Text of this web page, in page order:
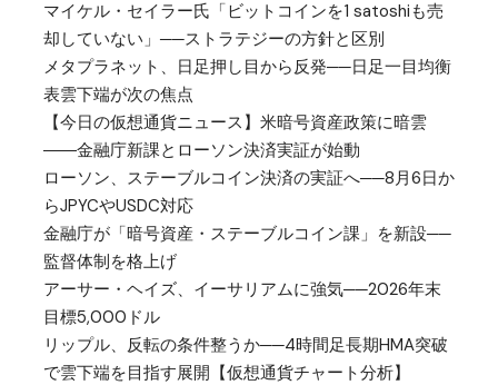
マイケル・セイラー氏「ビットコインを1 satoshiも売
却していない」──ストラテジーの方針と区別
メタプラネット、日足押し目から反発──日足一目均衡
表雲下端が次の焦点
【今日の仮想通貨ニュース】米暗号資産政策に暗雲
――金融庁新課とローソン決済実証が始動
ローソン、ステーブルコイン決済の実証へ──8月6日か
らJPYCやUSDC対応
金融庁が「暗号資産・ステーブルコイン課」を新設──
監督体制を格上げ
アーサー・ヘイズ、イーサリアムに強気──2026年末
目標5,000ドル
リップル、反転の条件整うか──4時間足長期HMA突破
で雲下端を目指す展開【仮想通貨チャート分析】